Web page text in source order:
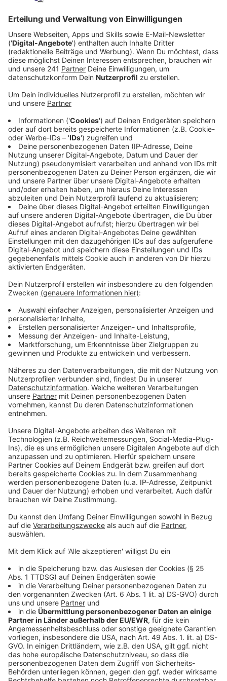
ist jetzt mit etwas Verzögerung fertig geworden.
Veröffentlicht:Donnerstag, 15.01.2026 16:07
Anzeige
werden? Dazu hat die Stadt in den vergangenen
Jahren ein Konzept erarbeitet. Das ist jetzt fertig. In
das Konzept sind unter anderem Umfragen unter
Eltern und Kindern eingeflossen. Die Stadt hat
außerdem ausführlich untersucht, wie morgens und
mittags die Verkehrslage rund um die Schulen
aussieht, wo Autos falsch parken oder zu schnell
fahren. Im Frühjahr 2026 soll es voraussichtlich im
Stadtrat besprochen werden. So hat es die
Verwaltung angekündigt.
Anzeige
Unabhängig davon hat die Stadt in den vergangenen
Maßnahmen umgesetzt. Zum Beispiel gilt auf einem
Schulzeiten jetzt Tempo 30. Die Idee zum
Schulwegsicherungskonzept ist vor gut zwei Jahren
entstanden. Die Grünen hatten damals vorgeschlagen,
einige Straßen während der Schulzeit komplett für
aber die Idee eines Grundkonzepts hatte im Rat sehr
viele Freunde.
Anzeige
Weitere Meldungen aus Leverkusen
Anzeige
Leverkusener Wiembach: Hochwasserschutz-
Ausschreibung läuft
Weniger Blitzer-Bußgelder in Leverkusen als im
Vorjahr
Neuer Rekord an Fahrradzählstellen in Leverkusen
Anzeige
Anzeige